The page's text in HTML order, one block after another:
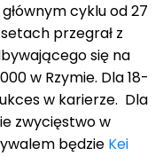
cyklu od 27
przegrał z
się na
w Rzymie. Dla 18-
w karierze. Dla
zwycięstwo w
będzie Kei